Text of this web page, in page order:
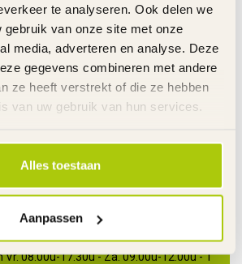
te analyseren. Ook delen we
gebruik van onze site met onze
media, adverteren en analyse. Deze
gegevens combineren met andere
ze heeft verstrekt of die ze hebben
van uw gebruik van hun services.
Alles toestaan
Aanpassen
SPEELGOED
Crazy Cart ST -
€14,95
Grip E100 - E200 -
€20,95
vragen over dit product?
Vr. 08.00u-17.30u - Za. 09.00u-12.00u - T